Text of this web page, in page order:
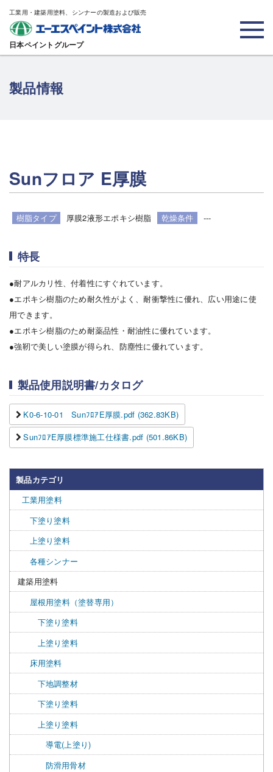
工業用・建築用塗料、シンナーの製造および販売
日本ペイントグループ
製品情報
Sunフロア E厚膜
樹脂タイプ 厚膜2液形エポキシ樹脂 乾燥条件 ---
特長
●耐アルカリ性、付着性にすぐれています。
●エポキシ樹脂のため耐久性がよく、耐衝撃性に優れ、広い用途に使
用できます。
●エポキシ樹脂のため耐薬品性・耐油性に優れています。
●強靭で美しい塗膜が得られ、防塵性に優れています。
製品使用説明書/カタログ
K0-6-10-01 SunﾌﾛｱE厚膜.pdf (362.83KB)
SunﾌﾛｱE厚膜標準施工仕様書.pdf (501.86KB)
製品カテゴリ
工業用塗料
下塗り塗料
上塗り塗料
各種シンナー
建築用塗料
屋根用塗料（塗替専用）
下塗り塗料
上塗り塗料
床用塗料
下地調整材
下塗り塗料
上塗り塗料
導電(上塗り)
防滑用骨材